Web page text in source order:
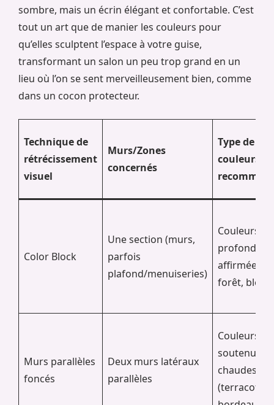
sombre, mais un écrin élégant et confortable. C’est
tout un art que de manier les couleurs pour
qu’elles sculptent l’espace à votre guise,
transformant un salon un peu trop grand en un
lieu où l’on se sent merveilleusement bien, comme
dans un cocon protecteur.
Technique de
rétrécissement
visuel
Murs/Zones
concernés
Type de
couleurs
Color Block
Une section (murs,
parfois
plafond/menuiseries)
Couleurs
profondes
affirmées
forêt, bleu
Murs parallèles
foncés
Deux murs latéraux
parallèles
Couleurs
soutenues,
chaudes
(terracotta,